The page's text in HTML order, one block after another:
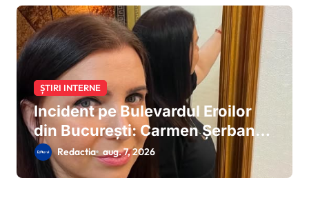
ȘTIRI INTERNE
Incident pe Bulevardul Eroilor
din București: Carmen Șerban
susține că a căzut cu mașina în
craterul format de o surpare de
Redactia aug. 7, 2026